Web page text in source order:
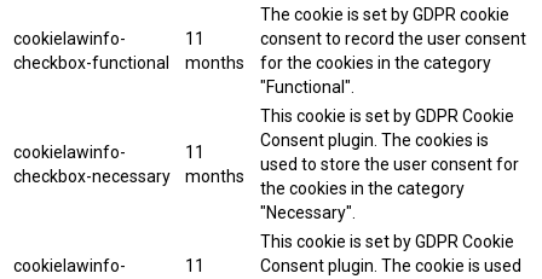
cookielawinfo-
checkbox-functional
11
months
The cookie is set by GDPR cookie
consent to record the user consent
for the cookies in the category
"Functional".
cookielawinfo-
checkbox-necessary
11
months
This cookie is set by GDPR Cookie
Consent plugin. The cookies is
used to store the user consent for
the cookies in the category
"Necessary".
cookielawinfo-
11
This cookie is set by GDPR Cookie
Consent plugin. The cookie is used